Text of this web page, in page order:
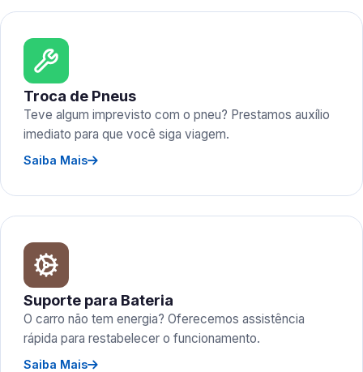
Troca de Pneus
Teve algum imprevisto com o pneu? Prestamos auxílio
imediato para que você siga viagem.
Saiba Mais
Suporte para Bateria
O carro não tem energia? Oferecemos assistência
rápida para restabelecer o funcionamento.
Saiba Mais